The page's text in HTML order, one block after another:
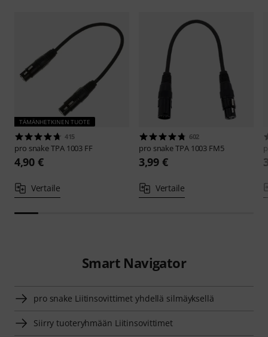
TÄMÄNHETKINEN TUOTE
415
pro snakeTPA 1003 FF
4,90 €
Vertaile
602
pro snakeTPA 1003 FM5
3,99 €
Vertaile
Smart Navigator
pro snake Liitinsovittimet yhdellä silmäyksellä
Siirry tuoteryhmään Liitinsovittimet